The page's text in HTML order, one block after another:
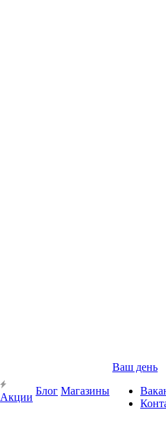
Акции
Блог Магазины
Ваш день